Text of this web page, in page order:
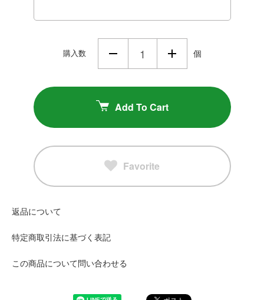
購入数 個
Add To Cart
Favorite
返品について
特定商取引法に基づく表記
この商品について問い合わせる